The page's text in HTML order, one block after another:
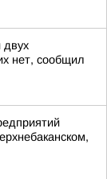
двух
нет, сообщил